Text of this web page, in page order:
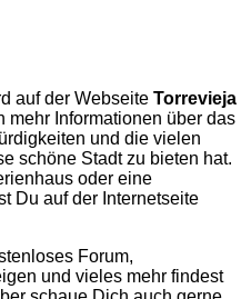
auf der Webseite Torrevieja
mehr Informationen über das
und die vielen
schöne Stadt zu bieten hat.
oder eine
Du auf der Internetseite
Forum,
und vieles mehr findest